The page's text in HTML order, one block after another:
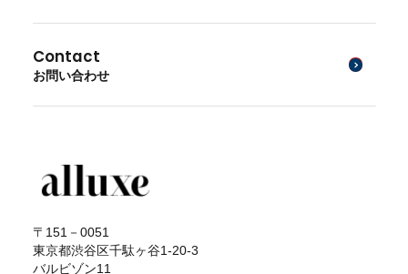
〒151－0051
東京都渋谷区千駄ヶ谷1-20-3
バルビゾン11
Contact
お問い合わせ